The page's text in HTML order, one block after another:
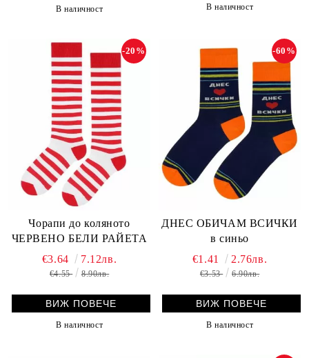
В наличност В наличност
Чорапи до коляното
ЧЕРВЕНО БЕЛИ РАЙЕТА
-20%
€3.64 7.12лв.
€4.55 8.90лв.
ВИЖ ПОВЕЧЕ
В наличност
ДНЕС ОБИЧАМ ВСИЧКИ
в синьо
-60%
€1.41 2.76лв.
€3.53 6.90лв.
ВИЖ ПОВЕЧЕ
В наличност